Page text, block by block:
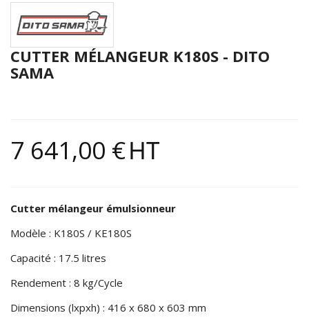
CUTTER MÉLANGEUR K180S - DITO
SAMA
7 641,00 €HT
Cutter mélangeur émulsionneur
Modèle : K180S / KE180S
Capacité : 17.5 litres
Rendement : 8 kg/Cycle
Dimensions (lxpxh) : 416 x 680 x 603 mm